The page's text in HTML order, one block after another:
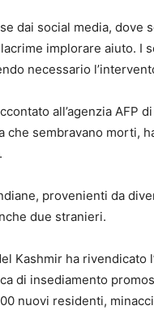
dai social media, dove
implorare aiuto. I
necessario
all’agenzia AFP
che sembravano morti,
provenienti da
due stranieri.
Kashmir ha rivendicato
di insediamento
nuovi residenti,